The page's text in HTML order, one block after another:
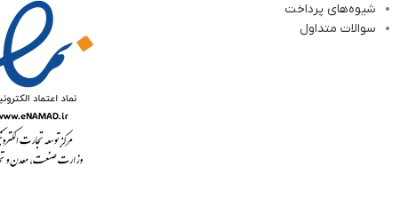
شیوه‌های پرداخت
سوالات متداول